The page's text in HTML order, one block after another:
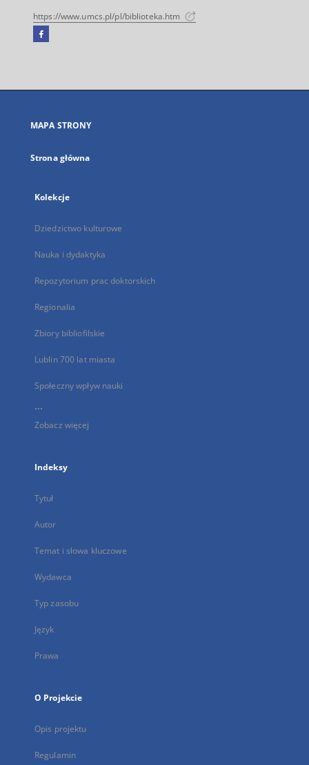
https://www.umcs.pl/pl/biblioteka.htm
Facebook
się
karcie
MAPA STRONY
Strona główna
Kolekcje
Dziedzictwo kulturowe
Nauka i dydaktyka
Repozytorium prac doktorskich
Regionalia
Zbiory bibliofilskie
Lublin 700 lat miasta
Społeczny wpływ nauki
...
Zobacz więcej
Indeksy
Tytuł
Autor
Temat i słowa kluczowe
Wydawca
Typ zasobu
Język
Prawa
O Projekcie
Opis projektu
Regulamin